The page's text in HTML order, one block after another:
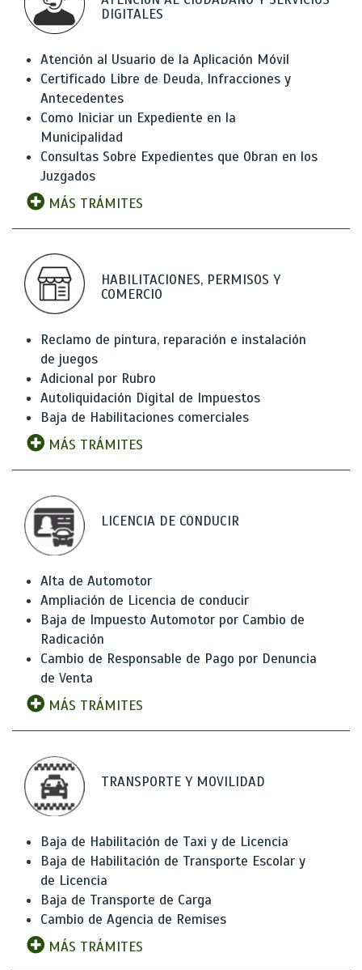
DIGITALES
Atención al Usuario de la Aplicación Móvil
Certificado Libre de Deuda, Infracciones y
Antecedentes
Como Iniciar un Expediente en la
Municipalidad
Consultas Sobre Expedientes que Obran en los
Juzgados
MÁS TRÁMITES
HABILITACIONES, PERMISOS Y
COMERCIO
Reclamo de pintura, reparación e instalación
de juegos
Adicional por Rubro
Autoliquidación Digital de Impuestos
Baja de Habilitaciones comerciales
MÁS TRÁMITES
LICENCIA DE CONDUCIR
Alta de Automotor
Ampliación de Licencia de conducir
Baja de Impuesto Automotor por Cambio de
Radicación
Cambio de Responsable de Pago por Denuncia
de Venta
MÁS TRÁMITES
TRANSPORTE Y MOVILIDAD
Baja de Habilitación de Taxi y de Licencia
Baja de Habilitación de Transporte Escolar y
de Licencia
Baja de Transporte de Carga
Cambio de Agencia de Remises
MÁS TRÁMITES